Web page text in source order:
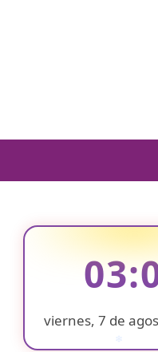
viernes, 7 de